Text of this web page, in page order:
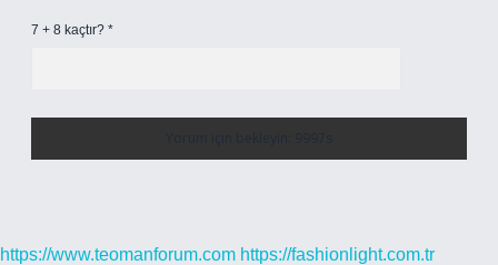
7 + 8 kaçtır? *
https://www.teomanforum.com https://fashionlight.com.tr